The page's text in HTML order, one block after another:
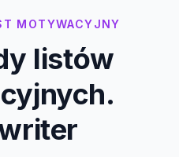
MOTYWACYJNY
listów